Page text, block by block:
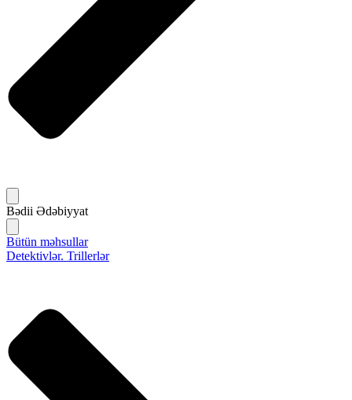
Bədii Ədəbiyyat
Bütün məhsullar
Detektivlər. Trillerlər